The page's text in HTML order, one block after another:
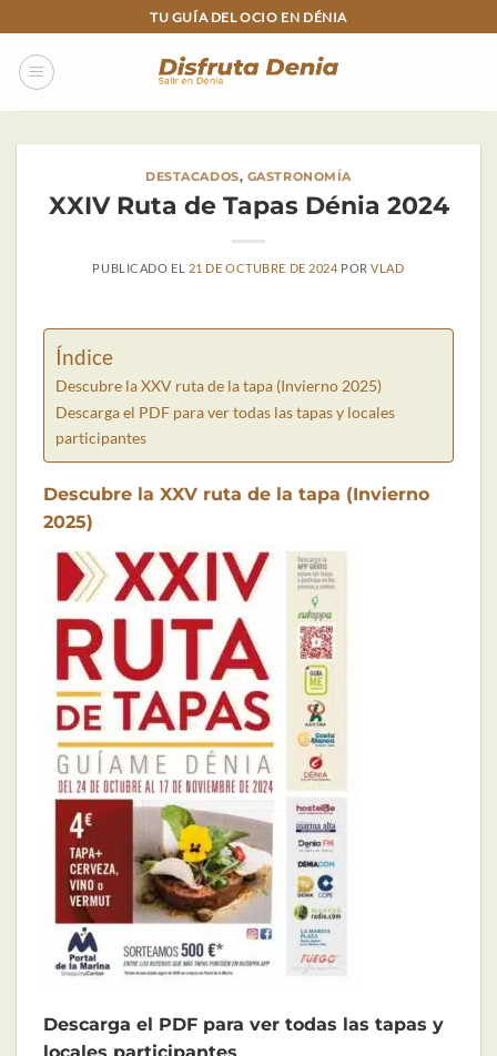
to
content
TU GUÍA DEL OCIO EN DÉNIA
DESTACADOS, GASTRONOMÍA
XXIV Ruta de Tapas Dénia 2024
PUBLICADO EL 21 DE OCTUBRE DE 2024 PORVLAD
Índice
Descubre la XXV ruta de la tapa (Invierno 2025)
Descarga el PDF para ver todas las tapas y locales
participantes
Descubre la XXV ruta de la tapa (Invierno
2025)
Descarga el PDF para ver todas las tapas y